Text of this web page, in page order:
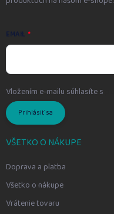
EMAIL
Vložením e-mailu súhlasíte s
Prihlásiť sa
VŠETKO O NÁKUPE
Doprava a platba
Všetko o nákupe
Vrátenie tovaru